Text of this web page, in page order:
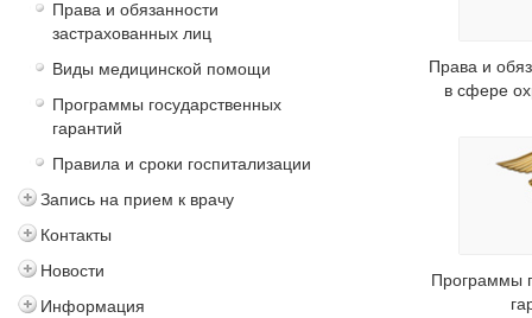
Права и обязанности
застрахованных лиц
Виды медицинской помощи
Программы государственных
гарантий
Правила и сроки госпитализации
Запись на прием к врачу
Контакты
Новости
Информация
Права и
в сфере
Программы